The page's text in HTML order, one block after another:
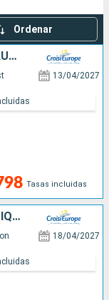
Ordenar
LE DANUBE MAJESTUEUX, LA SAVA AUTHENTIQUE ET LAC BALATON
13/04/2027
Tasas incluidas
LE LAC BALATON, LA SAVA AUTHENTIQUE ET LE DANUBE MAJESTUEUX
18/04/2027